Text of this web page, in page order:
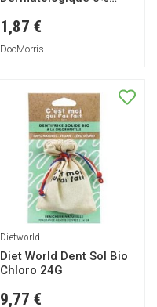
1,87 €
DocMorris
Dietworld
Diet World Dent Sol Bio
Chloro 24G
9,77 €